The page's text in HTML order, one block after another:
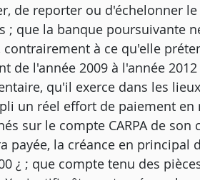
de reporter ou d'échelonner
; que la banque poursuivante
à ce qu'elle
de l'année 2009 à l'année
qu'il exerce dans les
un réel effort de paiement en
sur le compte CARPA de son
la créance en principal
¿ ; que compte tenu des